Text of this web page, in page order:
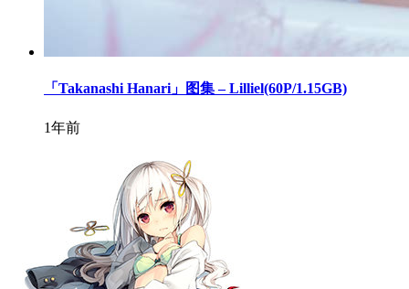
「Takanashi Hanari」图集 – Lilliel(60P/1.15GB)
1年前